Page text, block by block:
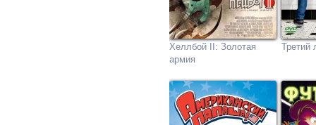
Хеллбой II: Золотая
армия
Третий